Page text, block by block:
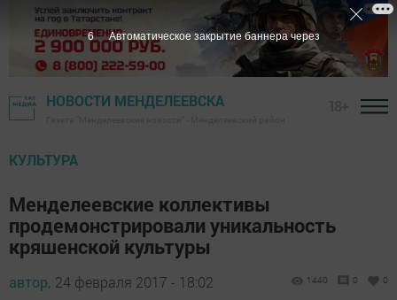
НОВОСТИ МЕНДЕЛЕЕВСКА
КУЛЬТУРА
Менделеевские коллективы
продемонстрировали уникальность
кряшенской культуры
автор, 24 февраля 2017 - 18:02 1440 0 0
5 Автоматическое закрытие баннера через